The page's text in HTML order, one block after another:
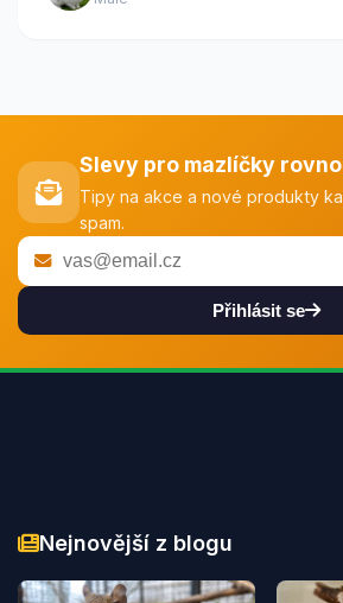
Slevy pro mazlíčky
Tipy na akce a nové produkty
spam.
Přihlásit se
Nejnovější z blogu